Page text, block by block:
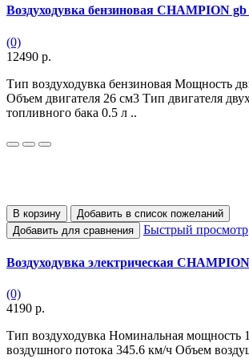
Воздуходувка бензиновая CHAMPION gb
(0)
12490 р.
Тип воздуходувка бензиновая Мощность
Объем двигателя 26 см3 Тип двигателя
топливного бака 0.5 л ..
В корзину
Добавить в список пожеланий
Добавить для сравнения
Быстрый просмотр
Воздуходувка электрическая
(0)
4190 р.
Тип воздуходувка Номинальная мощность
воздушного потока 345.6 км/ч Объем